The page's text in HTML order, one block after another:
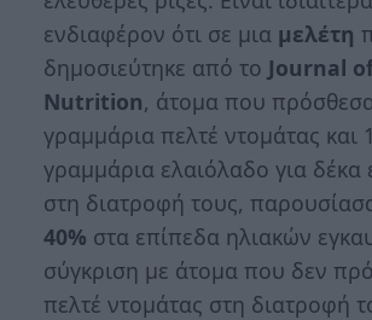
ενδιαφέρον ότι σε μια μελέτη
δημοσιεύτηκε από το Journal
Nutrition, άτομα που
γραμμάρια πελτέ ντομάτας και
γραμμάρια ελαιόλαδο για δέκα
στη διατροφή τους,
40% στα επίπεδα ηλιακών
σύγκριση με άτομα που δεν
πελτέ ντομάτας στη διατροφή